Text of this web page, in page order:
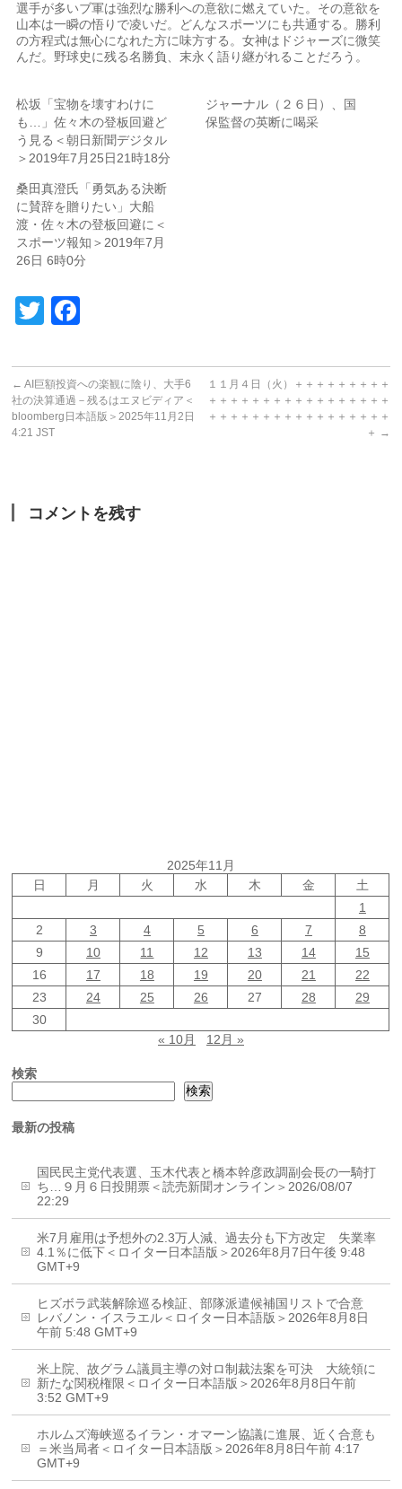
選手が多いブ軍は強烈な勝利への意欲に燃えていた。その意欲を
山本は一瞬の悟りで凌いだ。どんなスポーツにも共通する。勝利
の方程式は無心になれた方に味方する。女神はドジャーズに微笑
んだ。野球史に残る名勝負、末永く語り継がれることだろう。
松坂「宝物を壊すわけに
も…」佐々木の登板回避ど
う見る＜朝日新聞デジタル
＞2019年7月25日21時18分
ジャーナル（２６日）、国
保監督の英断に喝采
桑田真澄氏「勇気ある決断
に賛辞を贈りたい」大船
渡・佐々木の登板回避に＜
スポーツ報知＞2019年7月
26日 6時0分
Twitter
← AI巨額投資への楽観に陰り、大手6
社の決算通過－残るはエヌビディア＜
bloomberg日本語版＞2025年11月2日
4:21 JST
１１月４日（火）＋＋＋＋＋＋＋＋＋
＋＋＋＋＋＋＋＋＋＋＋＋＋＋＋＋＋
＋＋＋＋＋＋＋＋＋＋＋＋＋＋＋＋＋
＋ →
コメントを残す
2025年11月
日
月 火 水 木 金
土
1
2
3 4 5 6 7
8
9
10 11 12 13 14
15
16
17 18 19 20 21
22
23
24 25 26 27 28
29
30
« 10月
12月 »
検索
検索
最新の投稿
国民民主党代表選、玉木代表と橋本幹彦政調副会長の一騎打
ち…９月６日投開票＜読売新聞オンライン＞2026/08/07
22:29
米7月雇用は予想外の2.3万人減、過去分も下方改定 失業率
4.1％に低下＜ロイター日本語版＞2026年8月7日午後 9:48
GMT+9
ヒズボラ武装解除巡る検証、部隊派遣候補国リストで合意
レバノン・イスラエル＜ロイター日本語版＞2026年8月8日
午前 5:48 GMT+9
米上院、故グラム議員主導の対ロ制裁法案を可決 大統領に
新たな関税権限＜ロイター日本語版＞2026年8月8日午前
3:52 GMT+9
ホルムズ海峡巡るイラン・オマーン協議に進展、近く合意も
＝米当局者＜ロイター日本語版＞2026年8月8日午前 4:17
GMT+9